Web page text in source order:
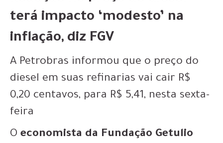
terá impacto ‘modesto’ na
inflação, diz FGV
A Petrobras informou que o preço do
diesel em suas refinarias vai cair R$
0,20 centavos, para R$ 5,41, nesta sexta-
feira
O economista da Fundação Getulio